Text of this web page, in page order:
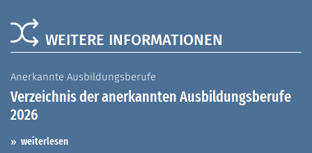
WEITERE INFORMATIONEN
Anerkannte Ausbildungsberufe
Verzeichnis der anerkannten Ausbildungsberufe
2026
weiterlesen